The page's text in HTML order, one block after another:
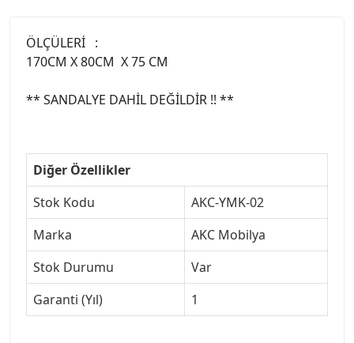
ÖLÇÜLERİ :
170CM X 80CM X 75 CM
** SANDALYE DAHİL DEĞİLDİR !! **
Diğer Özellikler
Stok Kodu
AKC-YMK-02
Marka
AKC Mobilya
Stok Durumu
Var
Garanti (Yıl)
1